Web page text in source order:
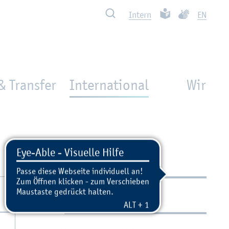
Such­ben In­tern Leich­te Spra­che
EN
Transfer International Wir
Kon­takt